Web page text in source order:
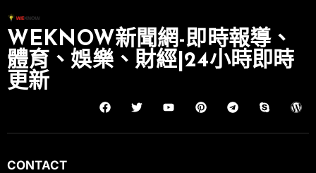
WEKNOW新聞網-即時報導、
體育、娛樂、財經|24小時即時
更新
CONTACT